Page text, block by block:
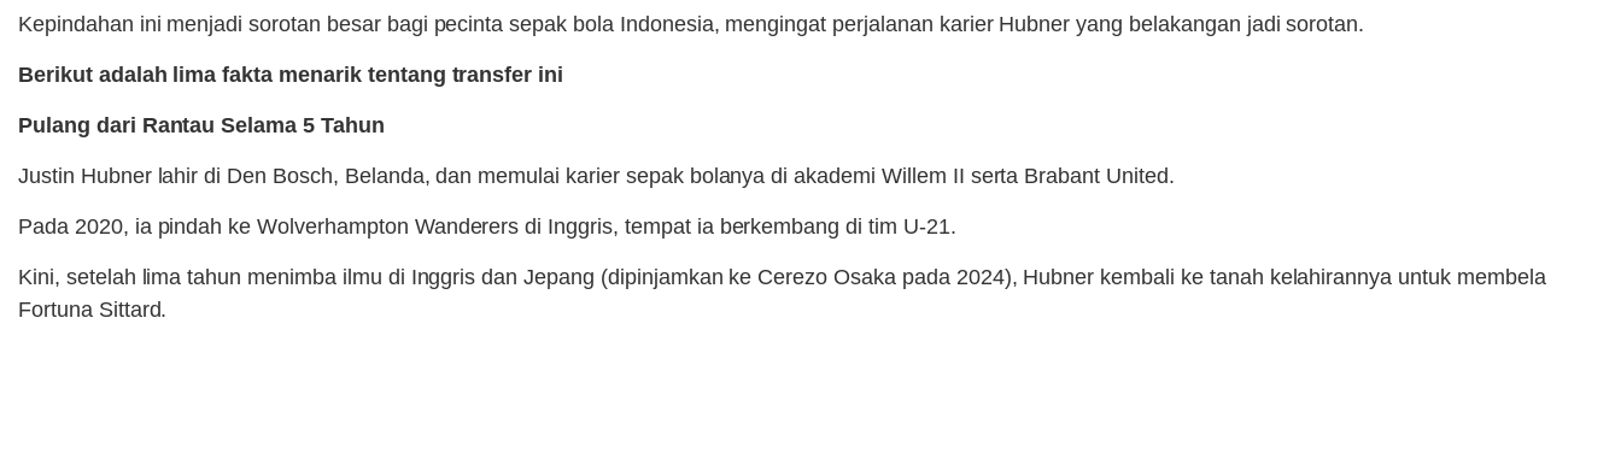
Kepindahan ini menjadi sorotan besar bagi pecinta sepak bola Indonesia, mengingat perjalanan karier Hubner yang belakangan jadi sorotan.
Berikut adalah lima fakta menarik tentang transfer ini
Pulang dari Rantau Selama 5 Tahun
Justin Hubner lahir di Den Bosch, Belanda, dan memulai karier sepak bolanya di akademi Willem II serta Brabant United.
Pada 2020, ia pindah ke Wolverhampton Wanderers di Inggris, tempat ia berkembang di tim U-21.
Kini, setelah lima tahun menimba ilmu di Inggris dan Jepang (dipinjamkan ke Cerezo Osaka pada 2024), Hubner kembali ke tanah kelahirannya untuk membela
Fortuna Sittard.